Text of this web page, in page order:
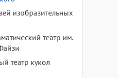
изобразительных
театр им.
театр кукол